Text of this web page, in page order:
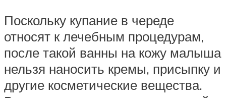
Поскольку купание в череде
относят к лечебным процедурам,
после такой ванны на кожу малыша
нельзя наносить кремы, присыпку и
другие косметические вещества.